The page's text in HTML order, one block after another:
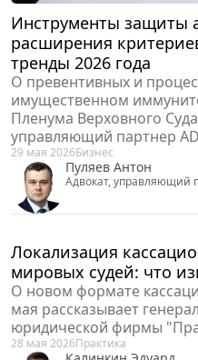
Ложь в адвокатской
или наказуема?
О рисках и стратегиях
рассуждает адвокат
Елизавета.
5 июня 2026 Профессия
Волошина Елизавета
Адвокат, член
Ассоциации
адвокатов"